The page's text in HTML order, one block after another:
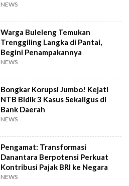
NEWS
Warga Buleleng Temukan
Trenggiling Langka di Pantai,
Begini Penampakannya
NEWS
Bongkar Korupsi Jumbo! Kejati
NTB Bidik 3 Kasus Sekaligus di
Bank Daerah
NEWS
Pengamat: Transformasi
Danantara Berpotensi Perkuat
Kontribusi Pajak BRI ke Negara
NEWS